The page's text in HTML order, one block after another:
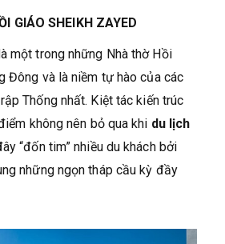
GIÁO SHEIKH ZAYED
một trong những Nhà thờ Hồi
Đông và là niềm tự hào của các
Thống nhất. Kiệt tác kiến trúc
không nên bỏ qua khi du lịch
“đốn tim” nhiều du khách bởi
những ngọn tháp cầu kỳ đầy